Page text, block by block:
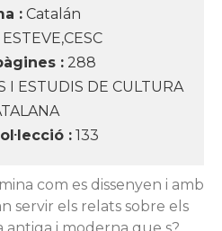
: Catalán
ESTEVE,CESC
: 288
I ESTUDIS DE CULTURA
: 133
com es dissenyen i amb
servir els relats sobre els
antiga i moderna que s?